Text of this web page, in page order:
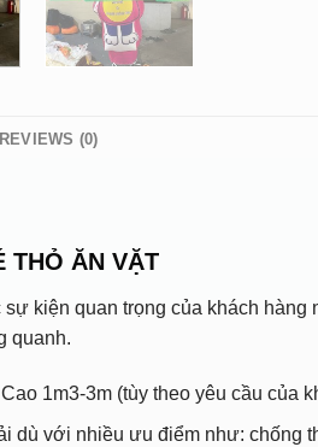
REVIEWS (0)
THỎ ĂN VẶT
sự kiện quan trọng của khách hàng
quanh.
1m3-3m (tùy theo yêu cầu của
dù với nhiều ưu điểm như: chống